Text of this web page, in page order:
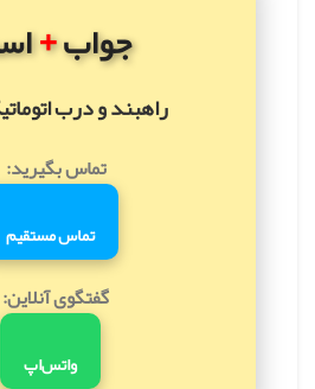
جواب+
راهبند و درب
تماس بگیرید:
تماس مستقیم
گفتگوی آنلاین:
واتس‌اپ